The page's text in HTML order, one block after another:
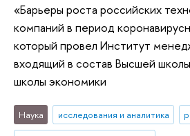
«Барьеры роста российских
компаний в период
который провел Институт
входящий в состав Высшей
школы экономики
Наука исследования и аналитика